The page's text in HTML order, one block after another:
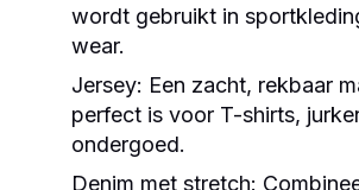
wordt gebruikt in
wear.
Jersey: Een zacht, rekbaar
perfect is voor T-shirts,
ondergoed.
Denim met stretch: